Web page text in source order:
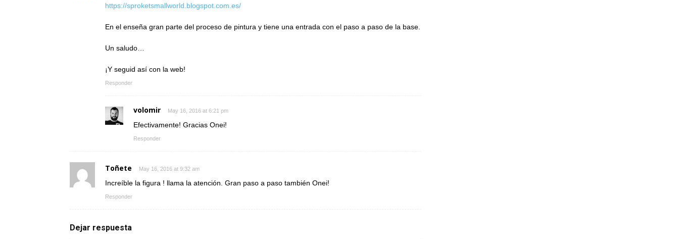
https://sproketsmallworld.blogspot.com.es/
En el enseña gran parte del proceso de pintura y tiene una entrada con el paso a paso de la base.
Un saludo…
¡Y seguid así con la web!
Responder
volomir May 16, 2016 at 6:21 pm
Efectivamente! Gracias Onei!
Responder
Toñete May 16, 2016 at 9:32 am
Increíble la figura ! llama la atención. Gran paso a paso también Onei!
Responder
Dejar respuesta